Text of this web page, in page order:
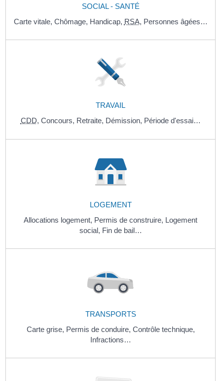
SOCIAL - SANTÉ
Carte vitale, Chômage, Handicap, RSA, Personnes âgées…
TRAVAIL
CDD, Concours, Retraite, Démission, Période d'essai…
LOGEMENT
Allocations logement, Permis de construire, Logement
social, Fin de bail…
TRANSPORTS
Carte grise, Permis de conduire, Contrôle technique,
Infractions…